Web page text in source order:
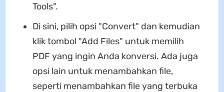
Tools".
Di sini, pilih opsi "Convert" dan kemudian
klik tombol "Add Files" untuk memilih
PDF yang ingin Anda konversi. Ada juga
opsi lain untuk menambahkan file,
seperti menambahkan file yang terbuka